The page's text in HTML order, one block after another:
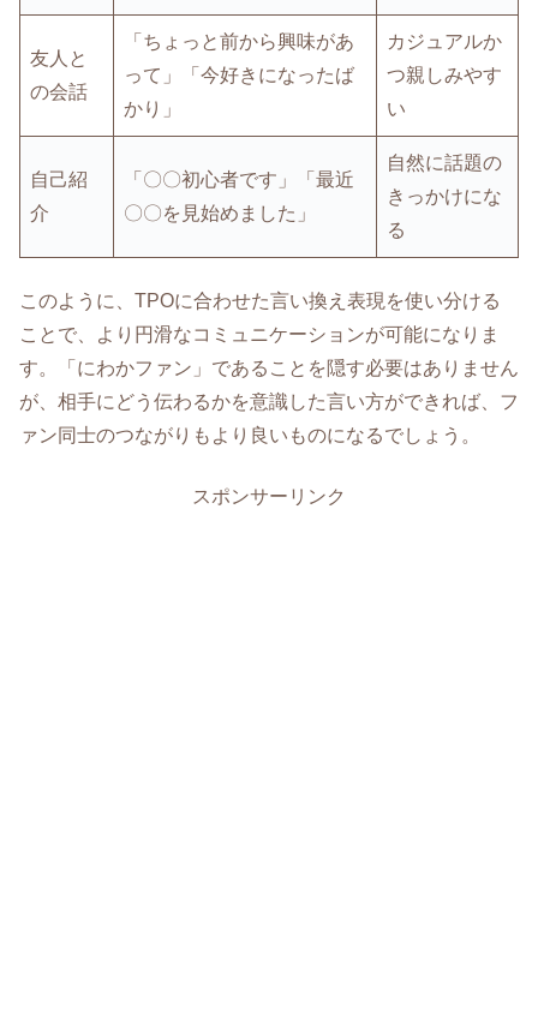
友人と
の会話
「ちょっと前から興味があ
って」「今好きになったば
かり」
カジュアルか
つ親しみやす
い
自己紹
介
「〇〇初心者です」「最近
〇〇を見始めました」
自然に話題の
きっかけにな
る
このように、TPOに合わせた言い換え表現を使い分ける
ことで、より円滑なコミュニケーションが可能になりま
す。「にわかファン」であることを隠す必要はありません
が、相手にどう伝わるかを意識した言い方ができれば、フ
ァン同士のつながりもより良いものになるでしょう。
スポンサーリンク